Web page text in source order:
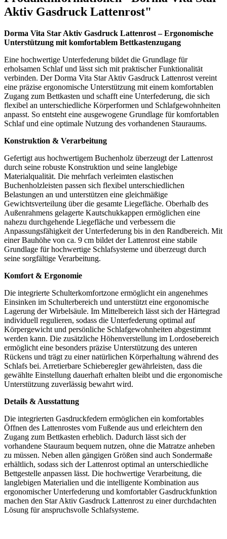
Aktiv Gasdruck Lattenrost"
Dorma Vita Star Aktiv Gasdruck Lattenrost – Ergonomische
Unterstützung mit komfortablem Bettkastenzugang
Eine hochwertige Unterfederung bildet die Grundlage für
erholsamen Schlaf und lässt sich mit praktischer Funktionalität
verbinden. Der Dorma Vita Star Aktiv Gasdruck Lattenrost vereint
eine präzise ergonomische Unterstützung mit einem komfortablen
Zugang zum Bettkasten und schafft eine Unterfederung, die sich
flexibel an unterschiedliche Körperformen und Schlafgewohnheiten
anpasst. So entsteht eine ausgewogene Grundlage für komfortablen
Schlaf und eine optimale Nutzung des vorhandenen Stauraums.
Konstruktion & Verarbeitung
Gefertigt aus hochwertigem Buchenholz überzeugt der Lattenrost
durch seine robuste Konstruktion und seine langlebige
Materialqualität. Die mehrfach verleimten elastischen
Buchenholzleisten passen sich flexibel unterschiedlichen
Belastungen an und unterstützen eine gleichmäßige
Gewichtsverteilung über die gesamte Liegefläche. Oberhalb des
Außenrahmens gelagerte Kautschukkappen ermöglichen eine
nahezu durchgehende Liegefläche und verbessern die
Anpassungsfähigkeit der Unterfederung bis in den Randbereich. Mit
einer Bauhöhe von ca. 9 cm bildet der Lattenrost eine stabile
Grundlage für hochwertige Schlafsysteme und überzeugt durch
seine sorgfältige Verarbeitung.
Komfort & Ergonomie
Die integrierte Schulterkomfortzone ermöglicht ein angenehmes
Einsinken im Schulterbereich und unterstützt eine ergonomische
Lagerung der Wirbelsäule. Im Mittelbereich lässt sich der Härtegrad
individuell regulieren, sodass die Unterfederung optimal auf
Körpergewicht und persönliche Schlafgewohnheiten abgestimmt
werden kann. Die zusätzliche Höhenverstellung im Lordosebereich
ermöglicht eine besonders präzise Unterstützung des unteren
Rückens und trägt zu einer natürlichen Körperhaltung während des
Schlafs bei. Arretierbare Schieberegler gewährleisten, dass die
gewählte Einstellung dauerhaft erhalten bleibt und die ergonomische
Unterstützung zuverlässig bewahrt wird.
Details & Ausstattung
Die integrierten Gasdruckfedern ermöglichen ein komfortables
Öffnen des Lattenrostes vom Fußende aus und erleichtern den
Zugang zum Bettkasten erheblich. Dadurch lässt sich der
vorhandene Stauraum bequem nutzen, ohne die Matratze anheben
zu müssen. Neben allen gängigen Größen sind auch Sondermaße
erhältlich, sodass sich der Lattenrost optimal an unterschiedliche
Bettgestelle anpassen lässt. Die hochwertige Verarbeitung, die
langlebigen Materialien und die intelligente Kombination aus
ergonomischer Unterfederung und komfortabler Gasdruckfunktion
machen den Star Aktiv Gasdruck Lattenrost zu einer durchdachten
Lösung für anspruchsvolle Schlafsysteme.